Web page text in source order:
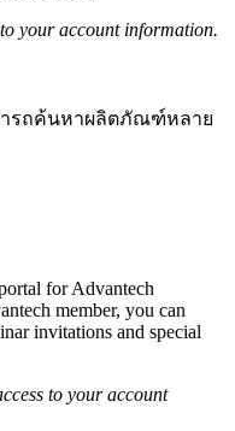
your account information.
รถค้นหาผลิตภัณฑ์หลาย
for Advantech
member, you can
invitations and special
to your account